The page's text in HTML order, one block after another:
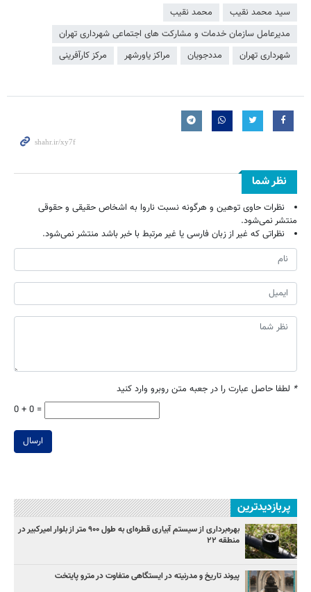
سید محمد نقیب
محمد نقیب
مدیرعامل سازمان خدمات و مشارکت های اجتماعی شهرداری تهران
شهرداری تهران
مددجویان مراکز یاورشهر مرکز کارآفرینی
نظر شما
نظرات حاوی توهین و هرگونه نسبت ناروا به اشخاص حقیقی و حقوقی
منتشر نمی‌شود.
نظراتی که غیر از زبان فارسی یا غیر مرتبط با خبر باشد منتشر نمی‌شود.
* لطفا حاصل عبارت را در جعبه متن روبرو وارد کنید
0 + 0 =
ارسال
پربازدیدترین
بهره‌برداری از سیستم آبیاری قطره‌ای به طول ۹۰۰ متر از بلوار امیرکبیر در
منطقه ۲۲
پیوند تاریخ و مدرنیته در ایستگاهی متفاوت در مترو پایتخت